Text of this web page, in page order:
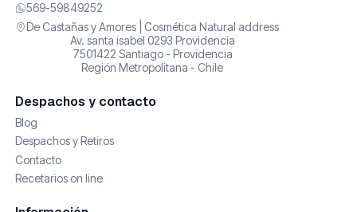
569-59849252
De Castañas y Amores | Cosmética Natural address
Av. santa isabel 0293 Providencia
7501422 Santiago - Providencia
Región Metropolitana - Chile
Despachos y contacto
Blog
Despachos y Retiros
Contacto
Recetarios on line